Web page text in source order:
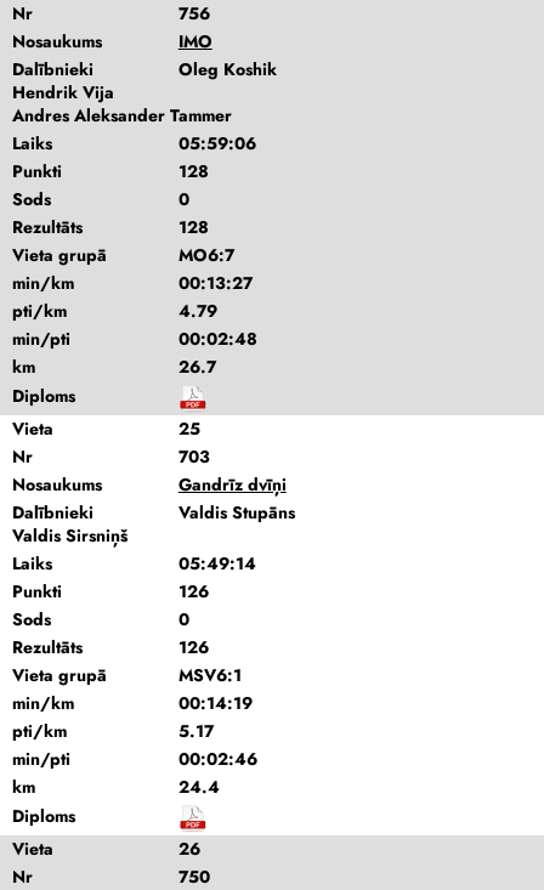
Nr
756
Nosaukums
IMO
Dalībnieki
Oleg Koshik
Hendrik Vija
Andres Aleksander Tammer
Laiks
05:59:06
Punkti
128
Sods
0
Rezultāts
128
Vieta grupā
MO6:7
min/km
00:13:27
pti/km
4.79
min/pti
00:02:48
km
26.7
Diploms
Vieta
25
Nr
703
Nosaukums
Gandrīz dvīņi
Dalībnieki
Valdis Stupāns
Valdis Sirsniņš
Laiks
05:49:14
Punkti
126
Sods
0
Rezultāts
126
Vieta grupā
MSV6:1
min/km
00:14:19
pti/km
5.17
min/pti
00:02:46
km
24.4
Diploms
Vieta
26
Nr
750